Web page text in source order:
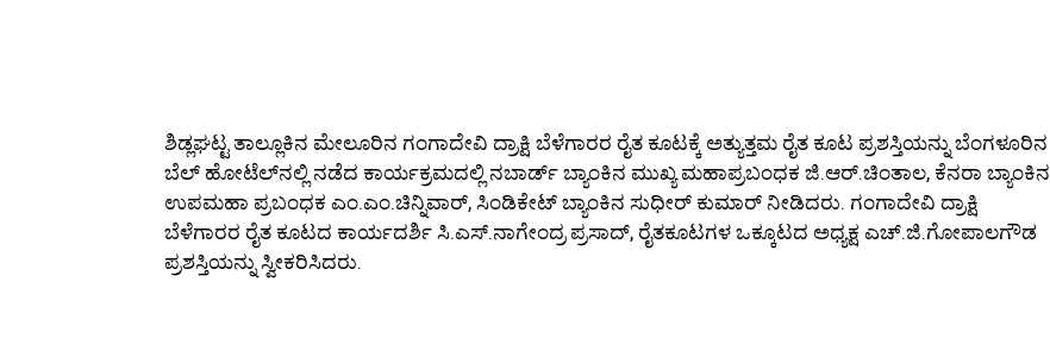
ಶಿಡ್ಲಘಟ್ಟ ತಾಲ್ಲೂಕಿನ ಮೇಲೂರಿನ ಗಂಗಾದೇವಿ ದ್ರಾಕ್ಷಿ ಬೆಳೆಗಾರರ ರೈತ ಕೂಟಕ್ಕೆ ಅತ್ಯುತ್ತಮ ರೈತ ಕೂಟ ಪ್ರಶಸ್ತಿಯನ್ನು ಬೆಂಗಳೂರಿನ
ಬೆಲ್‌ ಹೋಟೆಲ್‌ನಲ್ಲಿ ನಡೆದ ಕಾರ್ಯಕ್ರಮದಲ್ಲಿ ನಬಾರ್ಡ್‌ ಬ್ಯಾಂಕಿನ ಮುಖ್ಯ ಮಹಾಪ್ರಬಂಧಕ ಜಿ.ಆರ್‌.ಚಿಂತಾಲ, ಕೆನರಾ ಬ್ಯಾಂಕಿನ
ಉಪಮಹಾ ಪ್ರಬಂಧಕ ಎಂ.ಎಂ.ಚಿನ್ನಿವಾರ್‌, ಸಿಂಡಿಕೇಟ್‌ ಬ್ಯಾಂಕಿನ ಸುಧೀರ್‌ ಕುಮಾರ್‌ ನೀಡಿದರು. ಗಂಗಾದೇವಿ ದ್ರಾಕ್ಷಿ
ಬೆಳೆಗಾರರ ರೈತ ಕೂಟದ ಕಾರ್ಯದರ್ಶಿ ಸಿ.ಎಸ್‌.ನಾಗೇಂದ್ರ ಪ್ರಸಾದ್‌, ರೈತಕೂಟಗಳ ಒಕ್ಕೂಟದ ಅಧ್ಯಕ್ಷ ಎಚ್‌.ಜಿ.ಗೋಪಾಲಗೌಡ
ಪ್ರಶಸ್ತಿಯನ್ನು ಸ್ವೀಕರಿಸಿದರು.